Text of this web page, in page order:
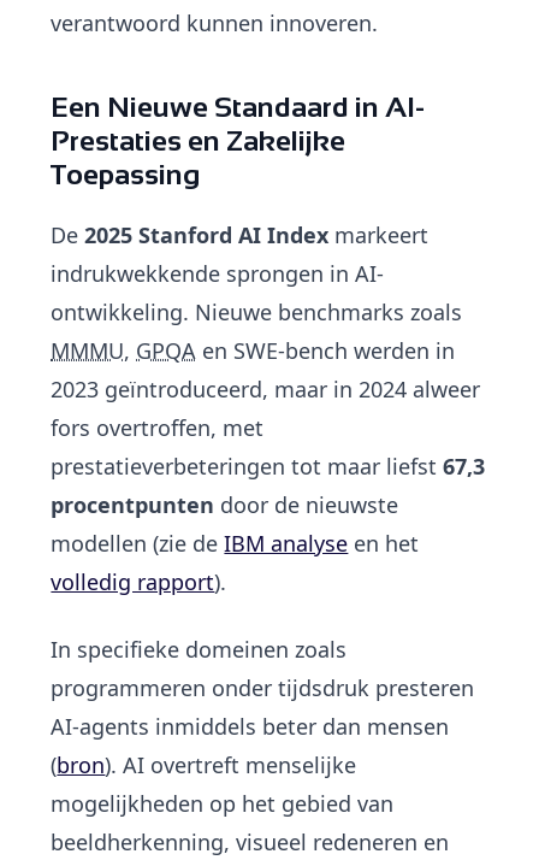
verantwoord kunnen innoveren.
Een Nieuwe Standaard in AI-
Prestaties en Zakelijke
Toepassing
De2025 Stanford AI Index markeert
indrukwekkende sprongen in AI-
ontwikkeling. Nieuwe benchmarks zoals
MMMU, GPQA en SWE-bench werden in
2023 geïntroduceerd, maar in 2024 alweer
fors overtroffen, met
prestatieverbeteringen tot maar liefst67,3
procentpunten door de nieuwste
modellen (zie deIBM analyse en het
volledig rapport).
In specifieke domeinen zoals
programmeren onder tijdsdruk presteren
AI-agents inmiddels beter dan mensen
(bron). AI overtreft menselijke
mogelijkheden op het gebied van
beeldherkenning, visueel redeneren en